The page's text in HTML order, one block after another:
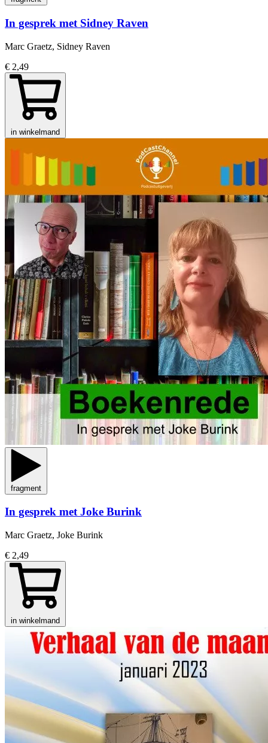
In gesprek met Sidney Raven
Marc Graetz, Sidney Raven
€ 2,49
in winkelmand
fragment
In gesprek met Joke Burink
Marc Graetz, Joke Burink
€ 2,49
in winkelmand